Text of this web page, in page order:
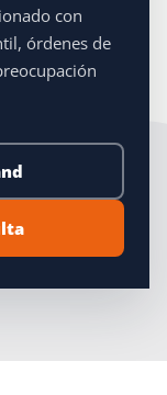
con
órdenes de